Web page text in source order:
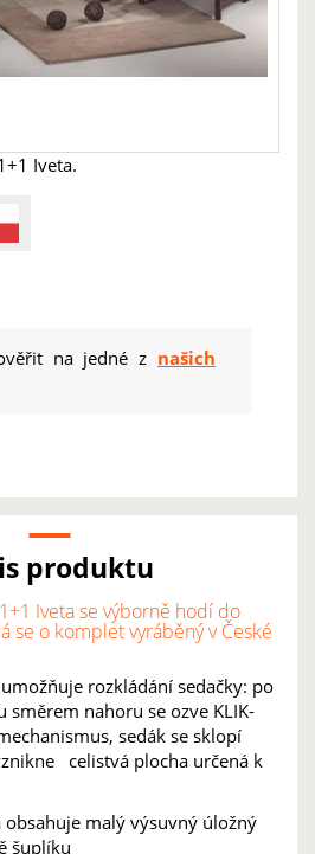
Iveta.
na jedné z našich
produktu
Iveta se výborně hodí do
se o komplet vyráběný v České
rozkládání sedačky: po
směrem nahoru se ozve KLIK-
sedák se sklopí
celistvá plocha určená k
obsahuje malý výsuvný úložný
šuplíku